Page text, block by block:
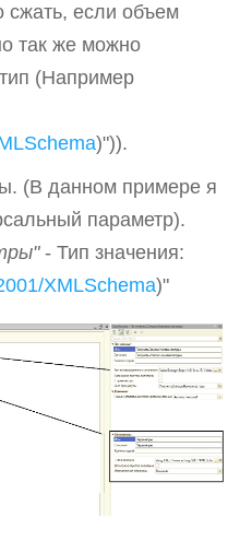
сжать, если объем
так же можно
(Например
)")).
(В данном примере я
параметр).
- Тип значения:
XMLSchema)"